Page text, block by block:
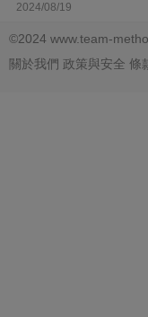
2024/08/19
©2024 www.team-
關於我們 政策與安全 條